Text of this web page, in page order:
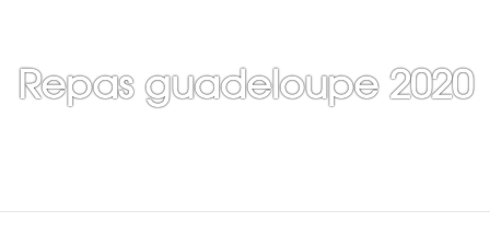
Repas guadeloupe 2020